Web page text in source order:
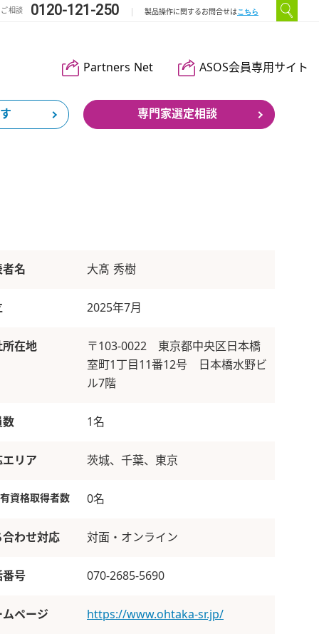
相談 0120-121-250 製品操作に関するお問合せは こちら
Partners Net ASOS会員専用サイト
専門家選定相談
者名 大髙 秀樹
2025年7月
所在地
〒103-0022 東京都中央区日本橋
室町1丁目11番12号 日本橋水野ビ
ル7階
数 1名
エリア 茨城、千葉、東京
資格取得者数 0名
合わせ対応 対面・オンライン
番号 070-2685-5690
ムページ https://www.ohtaka-sr.jp/